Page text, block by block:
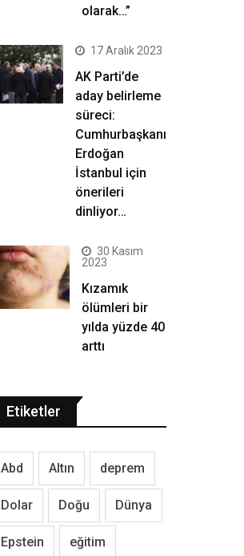
olarak…”
17 Aralık 2023
AK Parti’de
aday belirleme
süreci:
Cumhurbaşkanı
Erdoğan
İstanbul için
önerileri
dinliyor…
30 Kasım
2023
Kızamık
ölümleri bir
yılda yüzde 40
arttı
Etiketler
Abd Altın deprem
Dolar Doğu Dünya
Epstein eğitim